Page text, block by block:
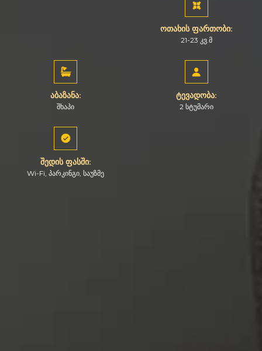
ოთახის ფართობი:
21-23 კვ.მ
აბაზანა:
შხაპი
ტევადობა:
2 სტუმარი
შედის ფასში:
Wi-Fi, პარკინგი, საუზმე